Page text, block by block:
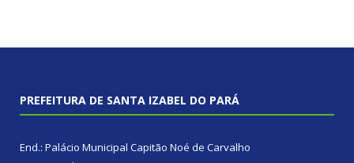
PREFEITURA DE SANTA IZABEL DO PARÁ
End.: Palácio Municipal Capitão Noé de Carvalho